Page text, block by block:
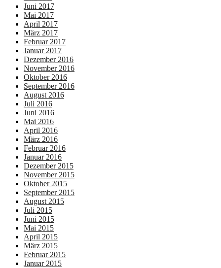
Juni 2017
Mai 2017
April 2017
März 2017
Februar 2017
Januar 2017
Dezember 2016
November 2016
Oktober 2016
September 2016
August 2016
Juli 2016
Juni 2016
Mai 2016
April 2016
März 2016
Februar 2016
Januar 2016
Dezember 2015
November 2015
Oktober 2015
September 2015
August 2015
Juli 2015
Juni 2015
Mai 2015
April 2015
März 2015
Februar 2015
Januar 2015